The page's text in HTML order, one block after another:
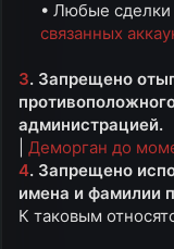
• Любые сделки
связанных
3. Запрещено
администрацией.
Деморган до
4. Запрещено
имена и фамилии
К таковым